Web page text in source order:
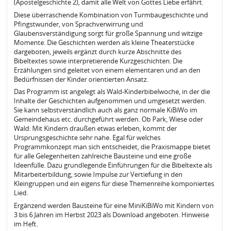
(Apostelgeschichte 2), damit alle Welt von Gottes Liebe erfährt.
Diese überraschende Kombination von Turmbaugeschichte und
Pfingstwunder, von Sprachverwirrung und
Glaubensverständigung sorgt für große Spannung und witzige
Momente. Die Geschichten werden als kleine Theaterstücke
dargeboten, jeweils ergänzt durch kurze Abschnitte des
Bibeltextes sowie interpretierende Kurzgeschichten. Die
Erzählungen sind geleitet von einem elementaren und an den
Bedürfnissen der Kinder orientierten Ansatz.
Das Programm ist angelegt als Wald-Kinderbibelwoche, in der die
Inhalte der Geschichten aufgenommen und umgesetzt werden.
Sie kann selbstverständlich auch als ganz normale KiBiWo im
Gemeindehaus etc. durchgeführt werden. Ob Park, Wiese oder
Wald: Mit Kindern draußen etwas erleben, kommt der
Ursprungsgeschichte sehr nahe. Egal für welches
Programmkonzept man sich entscheidet, die Praxismappe bietet
für alle Gelegenheiten zahlreiche Bausteine und eine große
Ideenfülle. Dazu grundlegende Einführungen für die Bibeltexte als
Mitarbeiterbildung, sowie Impulse zur Vertiefung in den
Kleingruppen und ein eigens für diese Themenreihe komponiertes
Lied.
Ergänzend werden Bausteine für eine MiniKiBiWo mit Kindern von
3 bis 6 Jahren im Herbst 2023 als Download angeboten. Hinweise
im Heft.